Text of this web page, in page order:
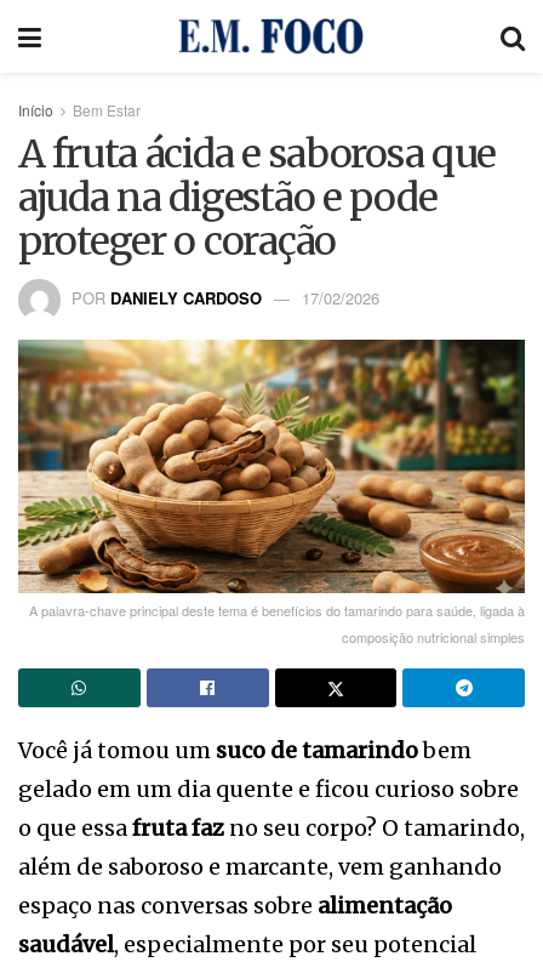
Início Bem Estar
A fruta ácida e saborosa que
ajuda na digestão e pode
proteger o coração
POR DANIELY CARDOSO 17/02/2026
A palavra-chave principal deste tema é benefícios do tamarindo para saúde, ligada à
composição nutricional simples
Você já tomou um suco de tamarindobem
gelado em um dia quente e ficou curioso sobre
o que essafruta faz no seu corpo? O tamarindo,
além de saboroso e marcante, vem ganhando
espaço nas conversas sobre alimentação
saudável, especialmente por seu potencial